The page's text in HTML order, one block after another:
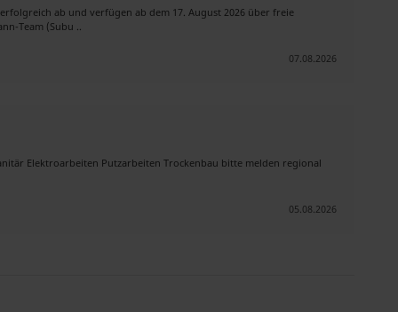
ab und verfügen ab dem 17. August 2026 über freie
Team (Subu ..
07.08.2026
Elektroarbeiten Putzarbeiten Trockenbau bitte melden regional
05.08.2026